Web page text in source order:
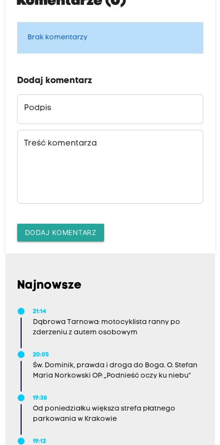
Brak komentarzy
Dodaj komentarz
Podpis
Treść komentarza
DODAJ KOMENTARZ
Najnowsze
21:14
Dąbrowa Tarnowa: motocyklista ranny po
zderzeniu z autem osobowym
20:05
Św. Dominik, prawda i droga do Boga. O. Stefan
Maria Norkowski OP: „Podnieść oczy ku niebu”
19:38
Od poniedziałku większa strefa płatnego
parkowania w Krakowie
19:12